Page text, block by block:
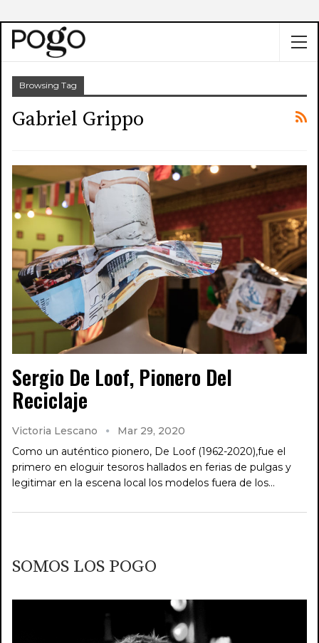
Browsing Tag
Gabriel Grippo
Sergio De Loof, Pionero Del
Reciclaje
Victoria Lescano
Mar 29, 2020
Como un auténtico pionero, De Loof (1962-2020),fue el
primero en eloguir tesoros hallados en ferias de pulgas y
legitimar en la escena local los modelos fuera de los…
SOMOS LOS POGO